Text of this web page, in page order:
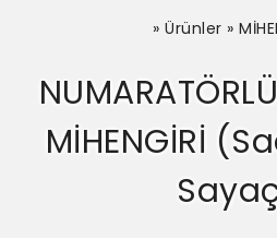
»Ürünler »
MİHENGİRİ